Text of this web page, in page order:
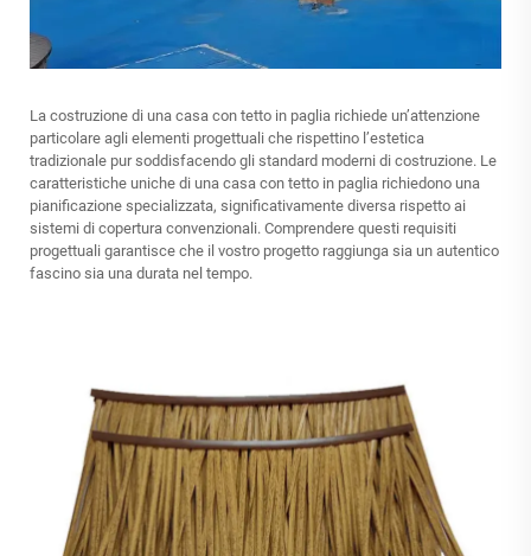
La costruzione di una casa con tetto in paglia richiede un’attenzione
particolare agli elementi progettuali che rispettino l’estetica
tradizionale pur soddisfacendo gli standard moderni di costruzione. Le
caratteristiche uniche di una casa con tetto in paglia richiedono una
pianificazione specializzata, significativamente diversa rispetto ai
sistemi di copertura convenzionali. Comprendere questi requisiti
progettuali garantisce che il vostro progetto raggiunga sia un autentico
fascino sia una durata nel tempo.